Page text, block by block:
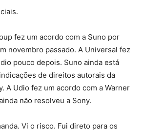
fez um acordo com a Suno por
novembro passado. A Universal fez
pouco depois. Suno ainda está
de direitos autorais da
A Udio fez um acordo com a Warner
não resolveu a Sony.
Vi o risco. Fui direto para os